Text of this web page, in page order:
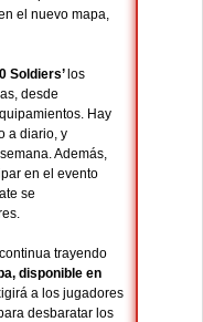
el nuevo mapa,
Soldiers’ los
desde
Hay
a diario, y
Además,
en el evento
se
trayendo
disponible en
a los jugadores
desbaratar los